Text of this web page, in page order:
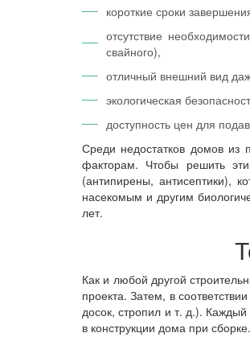
короткие сроки
отсутствие
свайного),
отличный внешний вид
экологическая
доступность цен для
Среди недостатков домов из
факторам. Чтобы решить эти
(антипирены, антисептики),
насекомым и другим
лет.
Как и любой другой
проекта. Затем, в
досок, стропил и т. д.).
в конструкции дома при сборке.